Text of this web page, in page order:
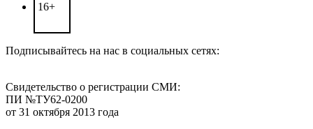
16+
Подписывайтесь на нас в социальных сетях:
Свидетельство о регистрации СМИ:
ПИ №ТУ62-0200
от 31 октября 2013 года